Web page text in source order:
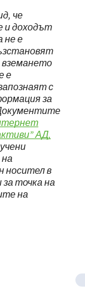
че
и доходът
не е
вземането
е
с
за
АД,
носител в
точка на
на